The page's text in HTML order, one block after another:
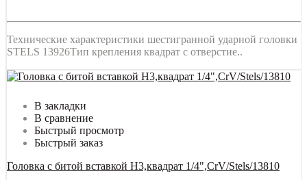
Технические характеристики шестигранной ударной головки
STELS 13926Тип крепления квадрат с отверстие..
В закладки
В сравнение
Быстрый просмотр
Быстрый заказ
Головка с битой вставкой Н3,квадрат 1/4",CrV/Stels/13810